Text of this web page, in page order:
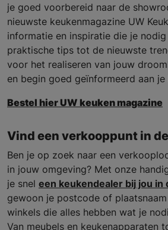
je goed voorbereid naar de
nieuwste keukenmagazine UW
informatie en inspiratie die je nodig
praktische tips tot de nieuwste
voor het realiseren van jouw
en begin goed geïnformeerd aan
Bestel hier UW keuken magazine
Vind een verkooppunt in
Ben je op zoek naar een
in jouw omgeving? Met onze
je snel een keukendealer bij jou in
gewoon je postcode of
winkels die alles hebben wat je
Van meubels en keukenapparaten